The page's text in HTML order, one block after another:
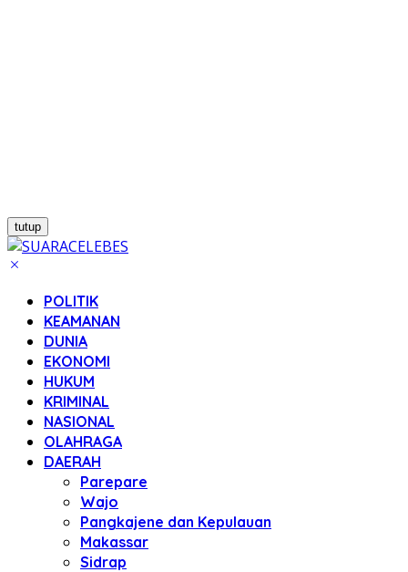
tutup
POLITIK
KEAMANAN
DUNIA
EKONOMI
HUKUM
KRIMINAL
NASIONAL
OLAHRAGA
DAERAH
Parepare
Wajo
Pangkajene dan Kepulauan
Makassar
Sidrap